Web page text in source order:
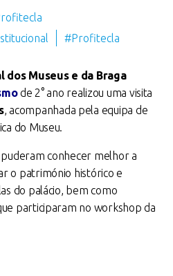
#Profitecla
dos Museus e da Braga
de 2° ano realizou uma visita
, acompanhada pela equipa de
do Museu.
conhecer melhor a
o património histórico e
do palácio, bem como
participaram no workshop da